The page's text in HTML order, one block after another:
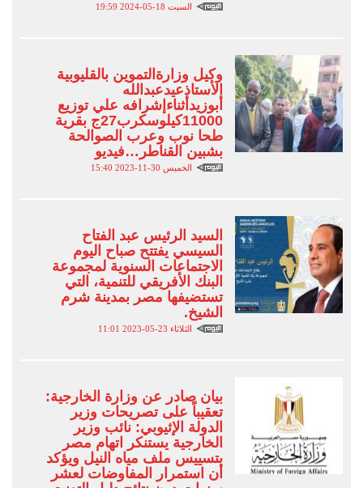
السبت 18-05-2024 19:59
وكيل وزارةالتموين بالقليوبية
الأستاذعيدعبدالله
أبوزيدأثناءإشرافه علي توزيع
11000كيلوسكرب27ج بقرية
طحا نوب وعرب الصوالحة
بشبين القناطر…فيديو
الخميس 30-11-2023 15:40
السيد الرئيس عبد الفتاح
السيسي يفتتح صباح اليوم
الاجتماعات السنوية لمجموعة
البنك الأفريقي للتنمية، التي
تستضيفها مصر بمدينة شرم
الشيخ.
الثلاثاء 23-05-2023 11:01
بيان صادر عن وزارة الخارجية:
تعقيباً على تصريحات وزير
الدولة الإثيوبي: نائب وزير
الخارجية يستنكر اتهام مصر
بتسييس ملف مياه النيل ويؤكد
أن استمرار المفاوضات لعشر